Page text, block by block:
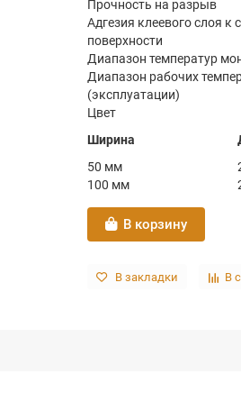
Прочность на разрыв
Адгезия клеевого слоя к
поверхности
Диапазон температур
Диапазон рабочих
(эксплуатации)
Цвет
Ширина
50 мм
100 мм
В корзину
В закладки В